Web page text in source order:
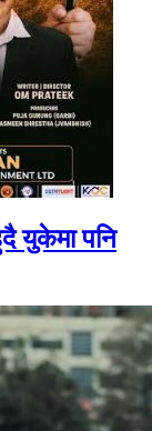
युकेमा पनि